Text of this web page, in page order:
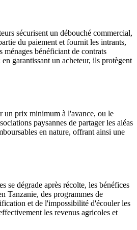
sécurisent un débouché commercial,
du paiement et fournit les intrants,
bénéficiant de contrats
garantissant un acheteur, ils protègent
un prix minimum à l'avance, ou le
paysannes de partager les aléas
en nature, offrant ainsi une
se dégrade après récolte, les bénéfices
Tanzanie, des programmes de
et de l'impossibilité d'écouler les
les revenus agricoles et